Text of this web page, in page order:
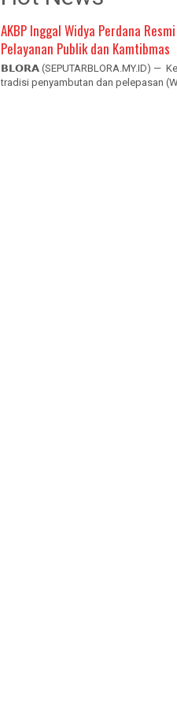
AKBP Inggal Widya Perdana
Pelayanan Publik dan Kamtibmas
𝗕𝗟𝗢𝗥𝗔 (SEPUTARBLORA.MY.ID) —
tradisi penyambutan dan pelepasan